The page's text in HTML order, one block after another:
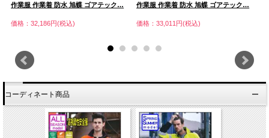
作業服 作業着 防水 旭蝶 ゴアテック…
価格：32,186円(税込)
作業服 作業着 防水 旭蝶 ゴアテック…
価格：33,011円(税込)
コーディネート商品